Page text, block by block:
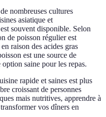
nombreuses cultures
asiatique et
souvent disponible. Selon
de poisson régulier est
raison des acides gras
est une source de
saine pour les repas.
rapide et saines est plus
croissant de personnes
mais nutritives, apprendre à
vos dîners en